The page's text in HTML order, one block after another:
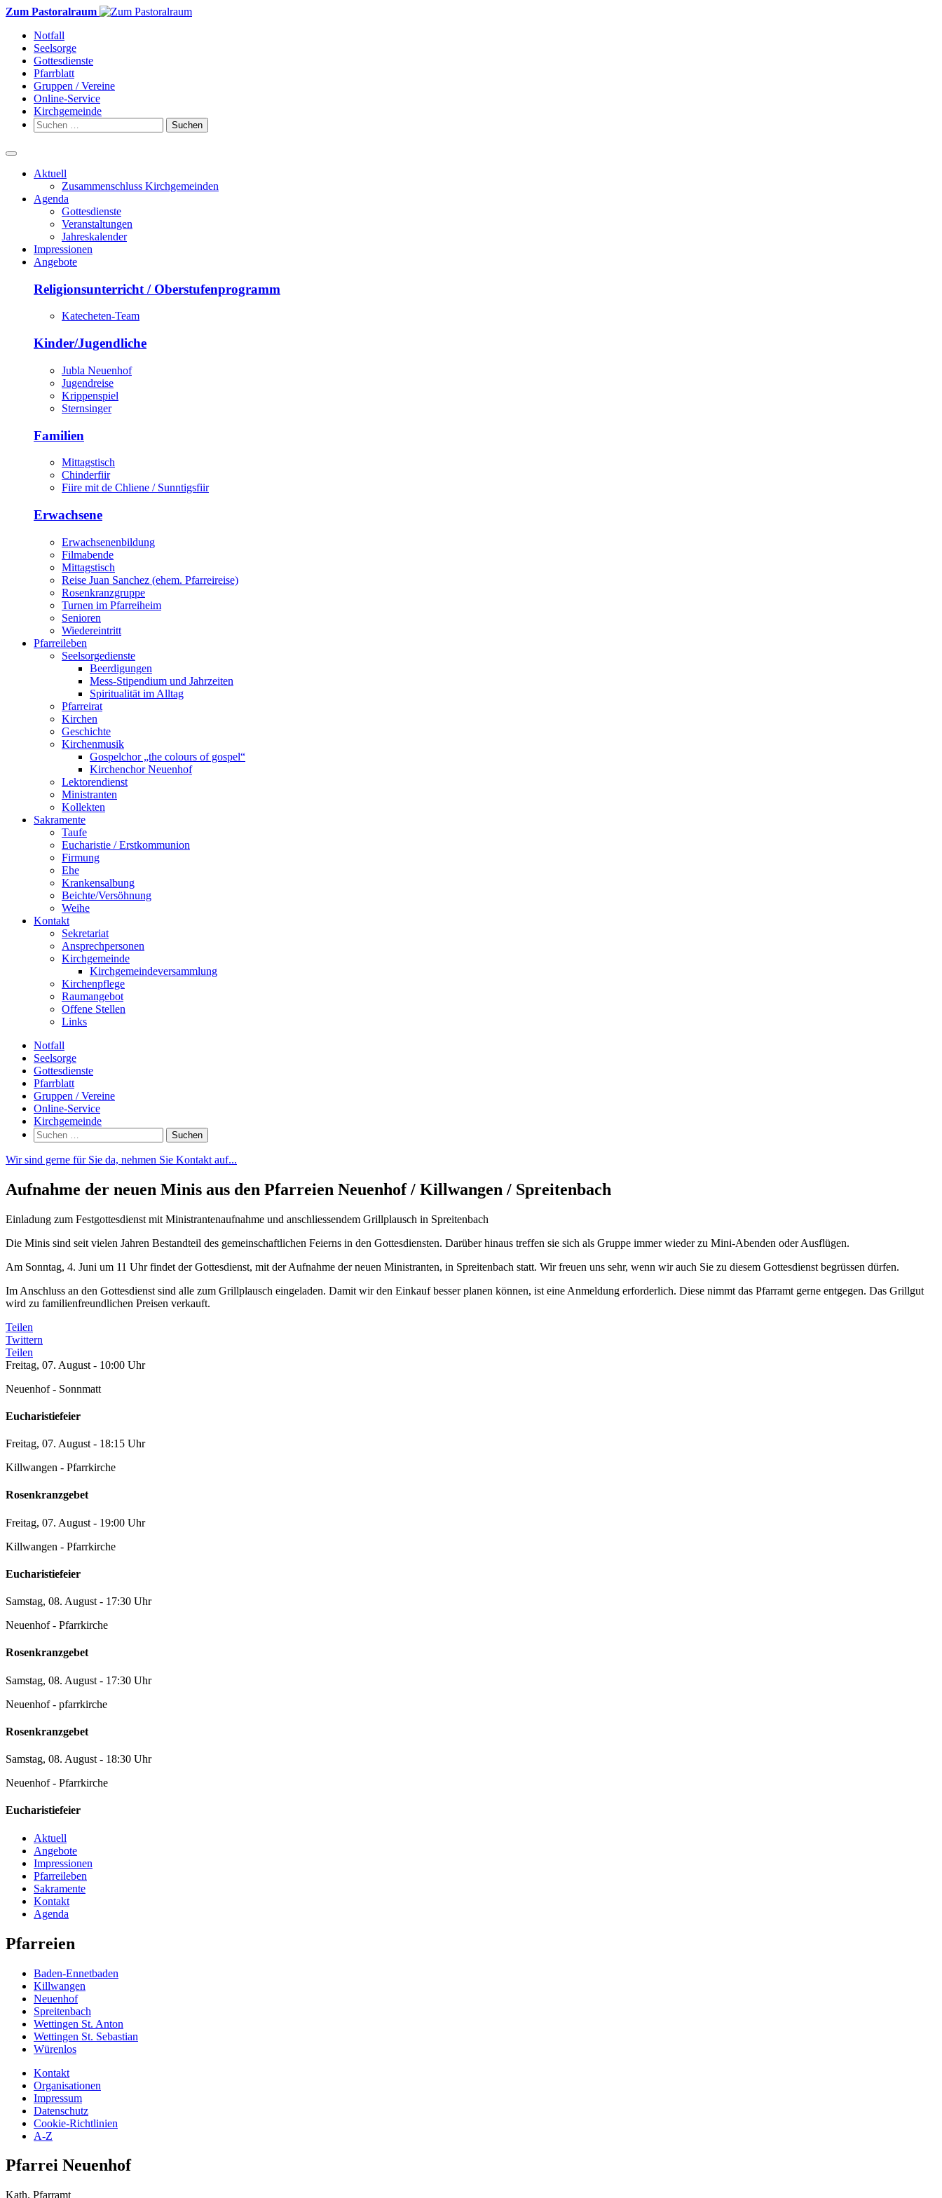
Weiter
Inhalt
Zum Pastoralraum
Notfall
Seelsorge
Gottesdienste
Pfarrblatt
Gruppen / Vereine
Online-Service
Kirchgemeinde
Suchen
nach:
Aktuell
Zusammenschluss Kirchgemeinden
Agenda
Gottesdienste
Veranstaltungen
Jahreskalender
Impressionen
Angebote
Religionsunterricht / Oberstufenprogramm
Katecheten-Team
Kinder/Jugendliche
Jubla Neuenhof
Jugendreise
Krippenspiel
Sternsinger
Familien
Mittagstisch
Chinderfiir
Fiire mit de Chliene / Sunntigsfiir
Erwachsene
Erwachsenenbildung
Filmabende
Mittagstisch
Reise Juan Sanchez (ehem. Pfarreireise)
Rosenkranzgruppe
Turnen im Pfarreiheim
Senioren
Wiedereintritt
Pfarreileben
Seelsorgedienste
Beerdigungen
Mess-Stipendium und Jahrzeiten
Spiritualität im Alltag
Pfarreirat
Kirchen
Geschichte
Kirchenmusik
Gospelchor „the colours of gospel“
Kirchenchor Neuenhof
Lektorendienst
Ministranten
Kollekten
Sakramente
Taufe
Eucharistie / Erstkommunion
Firmung
Ehe
Krankensalbung
Beichte/Versöhnung
Weihe
Kontakt
Sekretariat
Ansprechpersonen
Kirchgemeinde
Kirchgemeindeversammlung
Kirchenpflege
Raumangebot
Offene Stellen
Links
Notfall
Seelsorge
Gottesdienste
Pfarrblatt
Gruppen / Vereine
Online-Service
Kirchgemeinde
Suchen
nach:
Wir sind gerne für Sie da, nehmen Sie Kontakt auf...
Aufnahme der neuen Minis aus den Pfarreien Neuenhof / Killwangen / Spreitenbach
Einladung zum Festgottesdienst mit Ministrantenaufnahme und anschliessendem Grillplausch in Spreitenbach
Die Minis sind seit vielen Jahren Bestandteil des gemeinschaftlichen Feierns in den Gottesdiensten. Darüber hinaus treffen sie sich als Gruppe immer wieder zu Mini-Abenden oder Ausflügen.
Am Sonntag, 4. Juni um 11 Uhr findet der Gottesdienst, mit der Aufnahme der neuen Ministranten, in Spreitenbach statt. Wir freuen uns sehr, wenn wir auch Sie zu diesem Gottesdienst begrüssen dürfen.
Im Anschluss an den Gottesdienst sind alle zum Grillplausch eingeladen. Damit wir den Einkauf besser planen können, ist eine Anmeldung erforderlich. Diese nimmt das Pfarramt gerne entgegen. Das Grillgut
wird zu familienfreundlichen Preisen verkauft.
Teilen
Twittern
Teilen
Freitag, 07. August - 10:00 Uhr
Neuenhof - Sonnmatt
Eucharistiefeier
Freitag, 07. August - 18:15 Uhr
Killwangen - Pfarrkirche
Rosenkranzgebet
Freitag, 07. August - 19:00 Uhr
Killwangen - Pfarrkirche
Eucharistiefeier
Samstag, 08. August - 17:30 Uhr
Neuenhof - Pfarrkirche
Rosenkranzgebet
Samstag, 08. August - 17:30 Uhr
Neuenhof - pfarrkirche
Rosenkranzgebet
Samstag, 08. August - 18:30 Uhr
Neuenhof - Pfarrkirche
Eucharistiefeier
Aktuell
Angebote
Impressionen
Pfarreileben
Sakramente
Kontakt
Agenda
Pfarreien
Baden-Ennetbaden
Killwangen
Neuenhof
Spreitenbach
Wettingen St. Anton
Wettingen St. Sebastian
Würenlos
Kontakt
Organisationen
Impressum
Datenschutz
Cookie-Richtlinien
A-Z
Pfarrei Neuenhof
Kath. Pfarramt